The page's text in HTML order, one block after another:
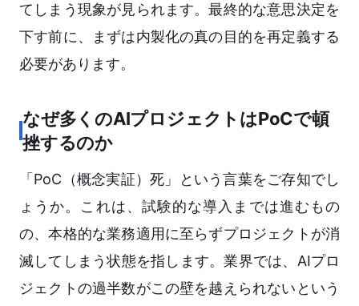
てしまう現象が見られます。最終的な意思決定を
下す前に、まずは内製化の真の目的を再定義する
必要があります。
なぜ多くのAIプロジェクトはPoCで頓
挫するのか
「PoC（概念実証）死」という言葉をご存知でし
ょうか。これは、試験的な導入までは進むもの
の、本格的な業務適用に至らずプロジェクトが消
滅してしまう状態を指します。業界では、AIプロ
ジェクトの過半数がこの壁を越えられないという